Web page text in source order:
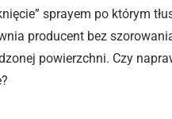
sprayem po którym
producent bez
powierzchni. Czy